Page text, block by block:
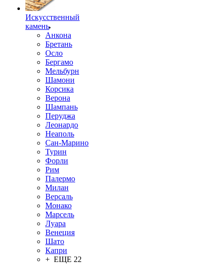
Искусственный
камень
Анкона
Бретань
Осло
Бергамо
Мельбурн
Шамони
Корсика
Верона
Шампань
Перуджа
Леонардо
Неаполь
Сан-Марино
Турин
Форли
Рим
Палермо
Милан
Версаль
Монако
Марсель
Луара
Венеция
Шато
Капри
+ ЕЩЕ 22